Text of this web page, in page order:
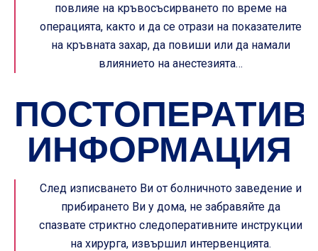
повлияе на кръвосъсирването по време на
операцията, както и да се отрази на показателите
на кръвната захар, да повиши или да намали
влиянието на анестезията…
ИНФОРМАЦИЯ
След изписването Ви от болничното заведение и
прибирането Ви у дома, не забравяйте да
спазвате стриктно следоперативните инструкции
на хирурга, извършил интервенцията.